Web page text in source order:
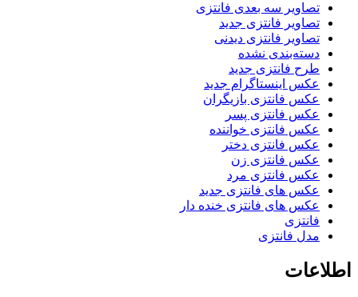
تصاویر سه بعدی فانتزی
تصاویر فانتزی جدید
تصاویر فانتزی دیدنی
دسته‌بندی نشده
طرح فانتزی جدید
عکس اینستاگرام جدید
عکس فانتزی بازیگران
عکس فانتزی پسر
عکس فانتزی خواننده
عکس فانتزی دختر
عکس فانتزی زن
عکس فانتزی مرد
عکس های فانتزی جدید
عکس های فانتزی خنده دار
فانتزی
مدل فانتزی
اطلاعات